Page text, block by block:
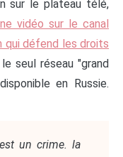
sur le plateau télé,
vidéo sur le canal
qui défend les droits
seul réseau "grand
en Russie.
un crime. la